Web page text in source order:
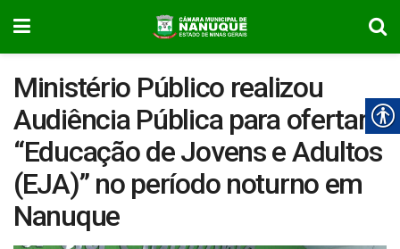
Ministério Público realizou
Audiência Pública para ofertar
“Educação de Jovens e Adultos
(EJA)” no período noturno em
Nanuque